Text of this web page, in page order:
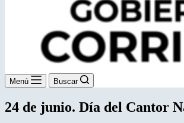
Menú Buscar
24 de junio. Día del Cantor